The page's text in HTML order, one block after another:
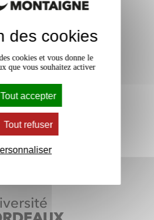
Oui
des cookies
cookies et vous donne le
que vous souhaitez activer
Tout accepter
Tout refuser